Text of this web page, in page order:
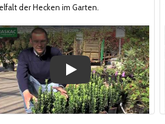
der Hecken im Garten.
Play